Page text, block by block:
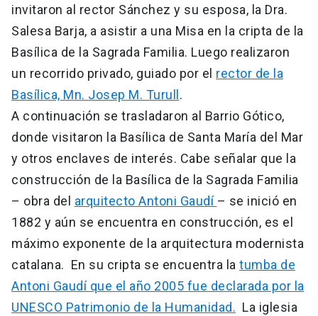
invitaron al rector Sánchez y su esposa, la Dra.
Salesa Barja, a asistir a una Misa en la cripta de la
Basílica de la Sagrada Familia. Luego realizaron
un recorrido privado, guiado por el rector de la
Basílica, Mn. Josep M. Turull .
A continuación se trasladaron al Barrio Gótico,
donde visitaron la Basílica de Santa María del Mar
y otros enclaves de interés. Cabe señalar que la
construcción de la Basílica de la Sagrada Familia
– obra del arquitecto Antoni Gaudí – se inició en
1882 y aún se encuentra en construcción, es el
máximo exponente de la arquitectura modernista
catalana. En su cripta se encuentra la tumba de
Antoni Gaudí que el año 2005 fue declarada por la
UNESCO Patrimonio de la Humanidad. La iglesia